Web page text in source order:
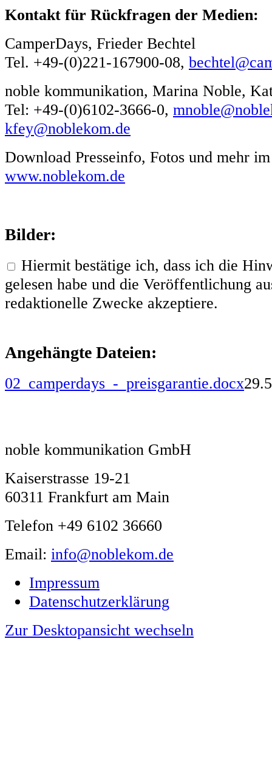
Kontakt für Rückfragen der Medien:
CamperDays, Frieder Bechtel
Tel. +49-(0)221-167900-08,
noble kommunikation, Marina Noble,
Tel: +49-(0)6102-3666-0,
kfey@noblekom.de
Download Presseinfo, Fotos und mehr
www.noblekom.de
Bilder:
Hiermit bestätige ich, dass ich die
gelesen habe und die Veröffentlichung
redaktionelle Zwecke akzeptiere.
Angehängte Dateien:
02_camperdays_-_preisgarantie.docx
noble kommunikation GmbH
Kaiserstrasse 19-21
60311 Frankfurt am Main
Telefon +49 6102 36660
Email: info@noblekom.de
Impressum
Datenschutzerklärung
Zur Desktopansicht wechseln